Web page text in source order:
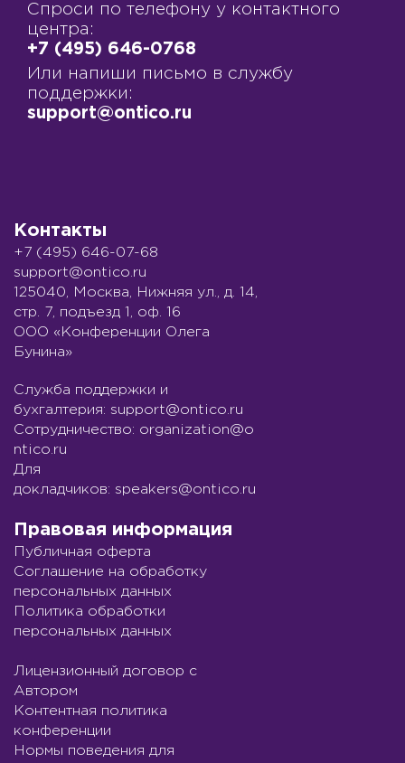
Спроси по телефону у контактного
центра:
+7 (495) 646-0768
Или напиши письмо в службу
поддержки:
support@ontico.ru
Контакты
+7 (495) 646-07-68
support@ontico.ru
125040, Москва, Нижняя ул., д. 14,
стр. 7, подъезд 1, оф. 16
ООО «Конференции Олега
Бунина»
Служба поддержки и
бухгалтерия: support@ontico.ru
Сотрудничество: organization@o
ntico.ru
Для
докладчиков: speakers@ontico.ru
Правовая информация
Публичная оферта
Соглашение на обработку
персональных данных
Политика обработки
персональных данных
Лицензионный договор с
Автором
Контентная политика
конференции
Нормы поведения для